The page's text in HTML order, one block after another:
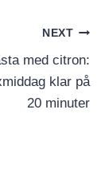
NEXT
med citron:
klar på
20 minuter